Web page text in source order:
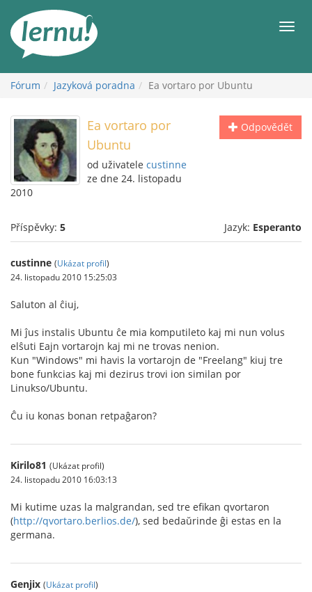
obsahu
Fórum Jazyková poradna Ea vortaro por Ubuntu
Odpovědět
Ea vortaro por
Ubuntu
od uživatele custinne
ze dne 24. listopadu
2010
Příspěvky: 5 Jazyk: Esperanto
custinne (Ukázat profil)
24. listopadu 2010 15:25:03
Saluton al ĉiuj,
Mi ĵus instalis Ubuntu ĉe mia komputileto kaj mi nun volus
elŝuti Eajn vortarojn kaj mi ne trovas nenion.
Kun "Windows" mi havis la vortarojn de "Freelang" kiuj tre
bone funkcias kaj mi dezirus trovi ion similan por
Linukso/Ubuntu.
Ĉu iu konas bonan retpaĝaron?
Kirilo81 (Ukázat profil)
24. listopadu 2010 16:03:13
Mi kutime uzas la malgrandan, sed tre efikan qvortaron
(http://qvortaro.berlios.de/), sed bedaŭrinde ĝi estas en la
germana.
Genjix (Ukázat profil)